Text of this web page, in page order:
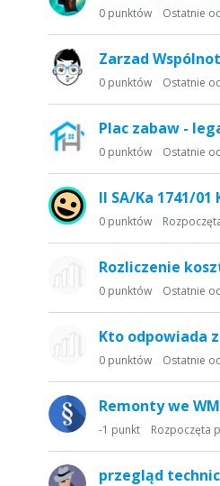
0 punktów Ostatnie
Zarzad
0 punktów Ostatnie
Plac zabaw -
0 punktów Ostatnie
II SA/Ka 1741/
0 punktów
Rozliczenie
0 punktów Ostatnie
Kto odpowiada
0 punktów Ostatnie
Remonty we
-1 punkt Rozpoczęta
przegląd